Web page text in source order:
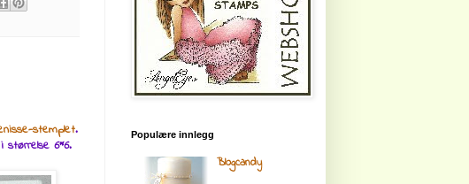
stemplet.
størrelse 6*6.
Populære innlegg
Blogcandy